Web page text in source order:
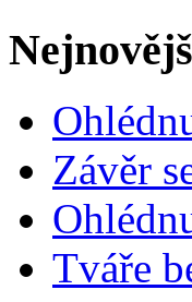
Závěr
Tváře